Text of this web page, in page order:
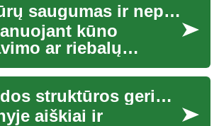
Procedūrų saugumas ir nepageidaujami reiškiniai: ką žinoti prieš procedūrą
kūno
ar riebalų
procedūrą, svarbu
galimus rizikos
procedūrų...
Veido odos struktūros gerinimo metodai: ką žinoti prieš procedūrą
aiškiai ir